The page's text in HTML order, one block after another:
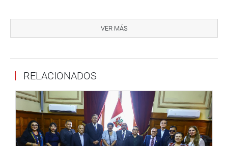
Mamani, de la Municipalidad de Cabanillas de la
provincia de San Román; y a Edwin Coaquira Ticona, de
la comuna de Vilque de la provincia de Puno, a una
reunión con el viceministro de Vivienda, David Ramos y el
director ejecutivo del programa Nuestras Ciudades, José
Carlos Panta.
“Estas zonas enfrentan graves inundaciones debido a
VER MÁS
RELACIONADOS